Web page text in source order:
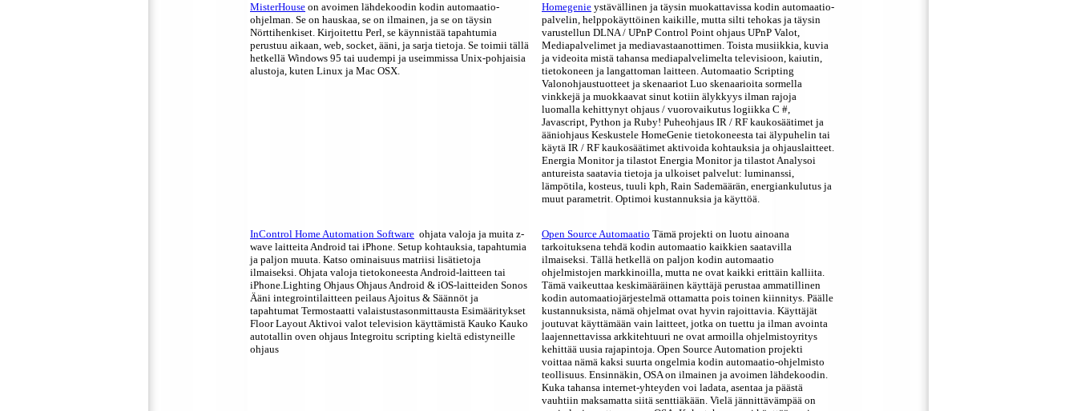
MisterHouse on avoimen lähdekoodin kodin automaatio-
ohjelman. Se on hauskaa, se on ilmainen, ja se on täysin
Nörttihenkiset. Kirjoitettu Perl, se käynnistää tapahtumia
perustuu aikaan, web, socket, ääni, ja sarja tietoja. Se toimii tällä
hetkellä Windows 95 tai uudempi ja useimmissa Unix-pohjaisia
alustoja, kuten Linux ja Mac OSX.
Homegenie ystävällinen ja täysin muokattavissa kodin automaatio-
palvelin, helppokäyttöinen kaikille, mutta silti tehokas ja täysin
varustellun DLNA / UPnP Control Point ohjaus UPnP Valot,
Mediapalvelimet ja mediavastaanottimen. Toista musiikkia, kuvia
ja videoita mistä tahansa mediapalvelimelta televisioon, kaiutin,
tietokoneen ja langattoman laitteen. Automaatio Scripting
Valonohjaustuotteet ja skenaariot Luo skenaarioita sormella
vinkkejä ja muokkaavat sinut kotiin älykkyys ilman rajoja
luomalla kehittynyt ohjaus / vuorovaikutus logiikka C #,
Javascript, Python ja Ruby! Puheohjaus IR / RF kaukosäätimet ja
ääniohjaus Keskustele HomeGenie tietokoneesta tai älypuhelin tai
käytä IR / RF kaukosäätimet aktivoida kohtauksia ja ohjauslaitteet.
Energia Monitor ja tilastot Energia Monitor ja tilastot Analysoi
antureista saatavia tietoja ja ulkoiset palvelut: luminanssi,
lämpötila, kosteus, tuuli kph, Rain Sademäärän, energiankulutus ja
muut parametrit. Optimoi kustannuksia ja käyttöä.
InControl Home Automation Software ohjata valoja ja muita z-
wave laitteita Android tai iPhone. Setup kohtauksia, tapahtumia
ja paljon muuta. Katso ominaisuus matriisi lisätietoja
ilmaiseksi. Ohjata valoja tietokoneesta Android-laitteen tai
iPhone.Lighting Ohjaus Ohjaus Android & iOS-laitteiden Sonos
Ääni integrointilaitteen peilaus Ajoitus & Säännöt ja
tapahtumat Termostaatti valaistustasonmittausta Esimääritykset
Floor Layout Aktivoi valot television käyttämistä Kauko Kauko
autotallin oven ohjaus Integroitu scripting kieltä edistyneille
ohjaus
Open Source Automaatio Tämä projekti on luotu ainoana
tarkoituksena tehdä kodin automaatio kaikkien saatavilla
ilmaiseksi. Tällä hetkellä on paljon kodin automaatio
ohjelmistojen markkinoilla, mutta ne ovat kaikki erittäin kalliita.
Tämä vaikeuttaa keskimääräinen käyttäjä perustaa ammatillinen
kodin automaatiojärjestelmä ottamatta pois toinen kiinnitys. Päälle
kustannuksista, nämä ohjelmat ovat hyvin rajoittavia. Käyttäjät
joutuvat käyttämään vain laitteet, jotka on tuettu ja ilman avointa
laajennettavissa arkkitehtuuri ne ovat armoilla ohjelmistoyritys
kehittää uusia rajapintoja. Open Source Automation projekti
voittaa nämä kaksi suurta ongelmia kodin automaatio-ohjelmisto
teollisuus. Ensinnäkin, OSA on ilmainen ja avoimen lähdekoodin.
Kuka tahansa internet-yhteyden voi ladata, asentaa ja päästä
vauhtiin maksamatta siitä senttiäkään. Vielä jännittävämpää on